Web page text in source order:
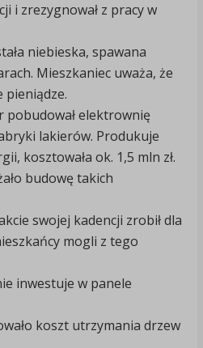
i zrezygnował z pracy w
niebieska, spawana
Mieszkaniec uważa, że
pieniądze.
pobudował elektrownię
lakierów. Produkuje
kosztowała ok. 1,5 mln zł.
budowę takich
swojej kadencji zrobił dla
mogli z tego
inwestuje w panele
koszt utrzymania drzew